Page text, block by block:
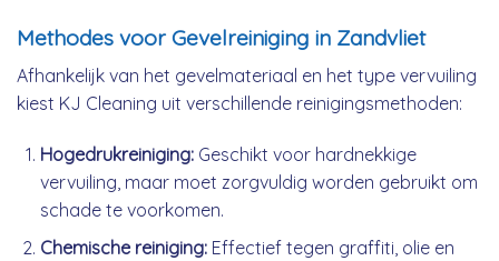
Methodes voor Gevelreiniging in Zandvliet
Afhankelijk van het gevelmateriaal en het type vervuiling
kiest KJ Cleaning uit verschillende reinigingsmethoden:
Hogedrukreiniging:Geschikt voor hardnekkige
vervuiling, maar moet zorgvuldig worden gebruikt om
schade te voorkomen.
Chemische reiniging:Effectief tegen graffiti, olie en